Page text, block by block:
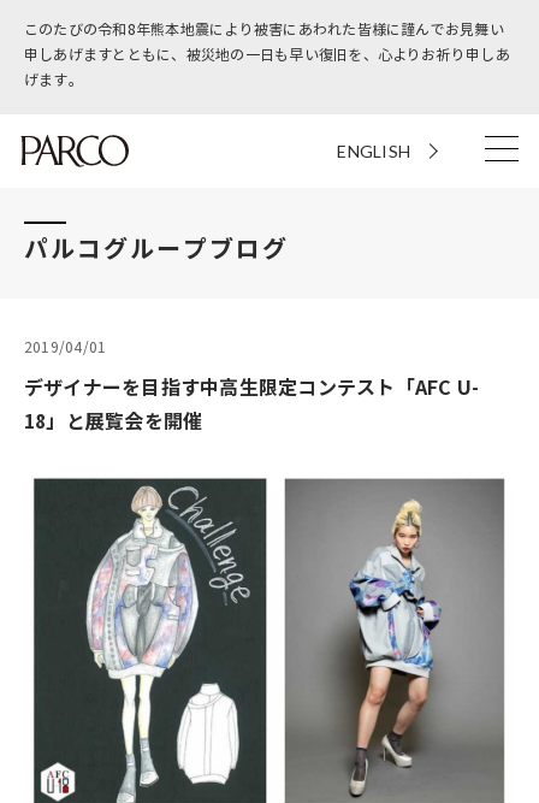
このたびの令和8年熊本地震により被害にあわれた皆様に謹んでお見舞い
申しあげますとともに、被災地の一日も早い復旧を、心よりお祈り申しあ
げます。
ENGLISH
パルコグループブログ
2019/04/01
デザイナーを目指す中高生限定コンテスト「AFC U-
18」と展覧会を開催